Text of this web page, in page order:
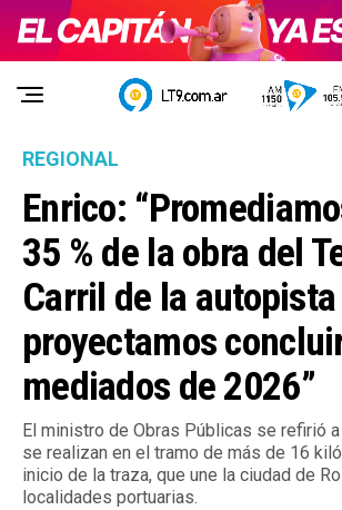
REGIONAL
Enrico:
35 % de la obra del
Carril de la
proyectamos
mediados de 2026”
El ministro de Obras Públicas se refirió
se realizan en el tramo de más de 16
inicio de la traza, que une la ciudad de
localidades portuarias.